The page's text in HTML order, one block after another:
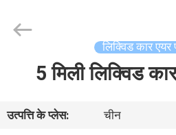
उत्पादों
Products
लिक्विड कार
5 मिली लिक्विड
उत्पत्ति के प्लेस:
चीन